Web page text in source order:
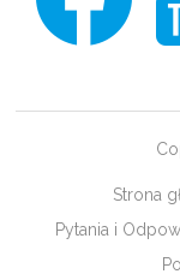
Strona
Pytania i